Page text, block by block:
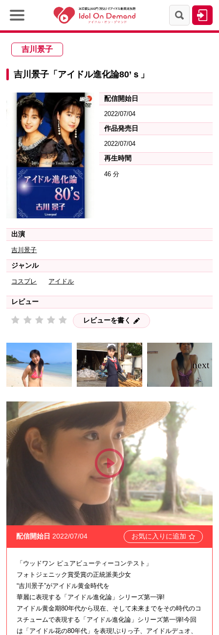
吉川景子
吉川景子「アイドル進化論80’ｓ」
配信開始日
2022/07/04
作品発売日
2022/07/04
再生時間
46 分
出演
吉川景子
ジャンル
コスプレ アイドル
レビュー
レビューを書く
配信開始日 2022/07/04 お気に入りに追加
「ウッドワン ピュアビューティーコンテスト」
フォトジェニック賞受賞の正統派美少女
“吉川景子”がアイドル黄金時代を
華麗に表現する「アイドル進化論」シリーズ第一弾!
アイドル黄金期80年代から現在、そして未来までをその時代のコ
スチュームで表現する「アイドル進化論」シリーズ第一弾!今回
は「アイドル花の80年代」を表現!ぶりっ子、アイドルデュオ、